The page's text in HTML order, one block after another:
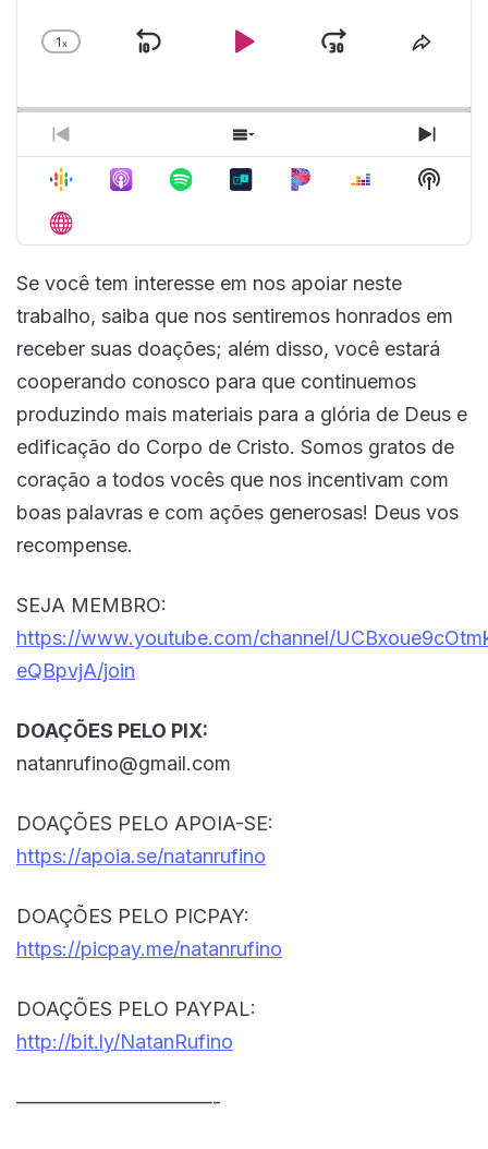
Change
1x
Skip
Play
Jump
Share
Previous
Episode
Show
Episodes
List
Next
Show
Se você tem interesse em nos apoiar neste
trabalho, saiba que nos sentiremos honrados em
receber suas doações; além disso, você estará
cooperando conosco para que continuemos
produzindo mais materiais para a glória de Deus e
edificação do Corpo de Cristo. Somos gratos de
coração a todos vocês que nos incentivam com
boas palavras e com ações generosas! Deus vos
recompense.
SEJA MEMBRO:
https://www.youtube.com/channel/
eQBpvjA/join
DOAÇÕES PELO PIX:
natanrufino@gmail.com
DOAÇÕES PELO APOIA-SE:
https://apoia.se/natanrufino
DOAÇÕES PELO PICPAY:
https://picpay.me/natanrufino
DOAÇÕES PELO PAYPAL:
http://bit.ly/NatanRufino
——————————-